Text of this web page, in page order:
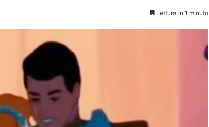
Lettura in 1 minuto